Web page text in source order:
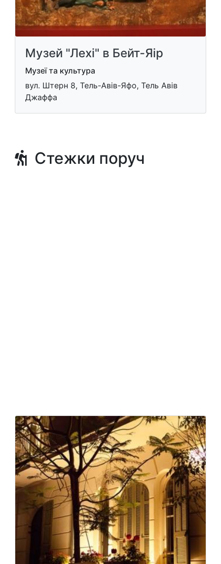
Музей "Лехі" в Бейт-Яір
Музеї та культура
вул. Штерн 8, Тель-Авів-Яфо, Тель Авів
Джаффа
Стежки поруч